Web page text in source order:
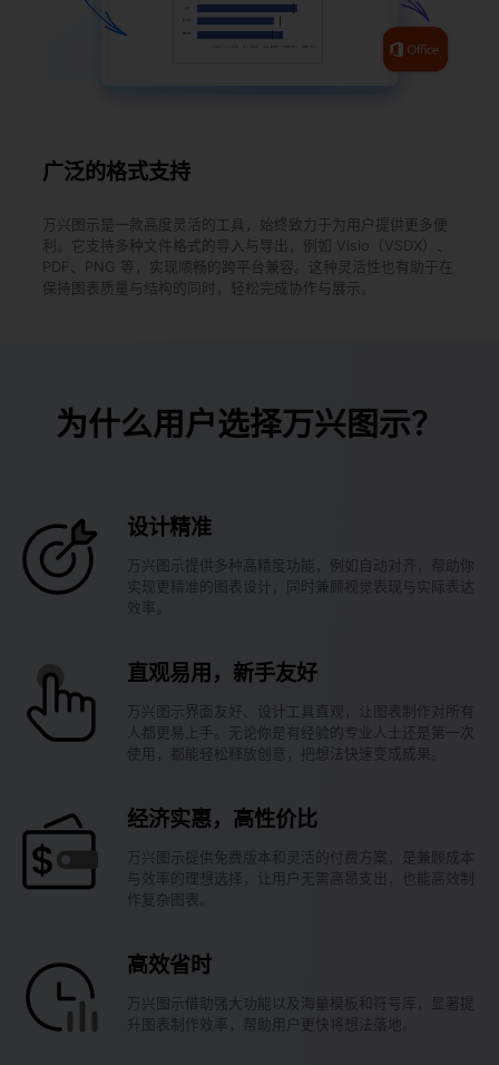
广泛的格式支持
万兴图示是一款高度灵活的工具，始终致力于为用户提供更多便
利。它支持多种文件格式的导入与导出，例如 Visio（VSDX）、
PDF、PNG 等，实现顺畅的跨平台兼容。这种灵活性也有助于在
保持图表质量与结构的同时，轻松完成协作与展示。
为什么用户选择万兴图示？
设计精准
万兴图示提供多种高精度功能，例如自动对齐，帮助你
实现更精准的图表设计，同时兼顾视觉表现与实际表达
效率。
直观易用，新手友好
万兴图示界面友好、设计工具直观，让图表制作对所有
人都更易上手。无论你是有经验的专业人士还是第一次
使用，都能轻松释放创意，把想法快速变成成果。
经济实惠，高性价比
万兴图示提供免费版本和灵活的付费方案，是兼顾成本
与效率的理想选择，让用户无需高昂支出，也能高效制
作复杂图表。
高效省时
万兴图示借助强大功能以及海量模板和符号库，显著提
升图表制作效率，帮助用户更快将想法落地。